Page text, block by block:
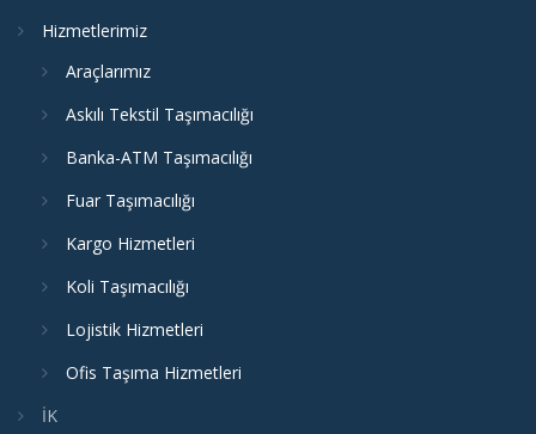
Hizmetlerimiz
Araçlarımız
Askılı Tekstil Taşımacılığı
Banka-ATM Taşımacılığı
Fuar Taşımacılığı
Kargo Hizmetleri
Koli Taşımacılığı
Lojistik Hizmetleri
Ofis Taşıma Hizmetleri
İK